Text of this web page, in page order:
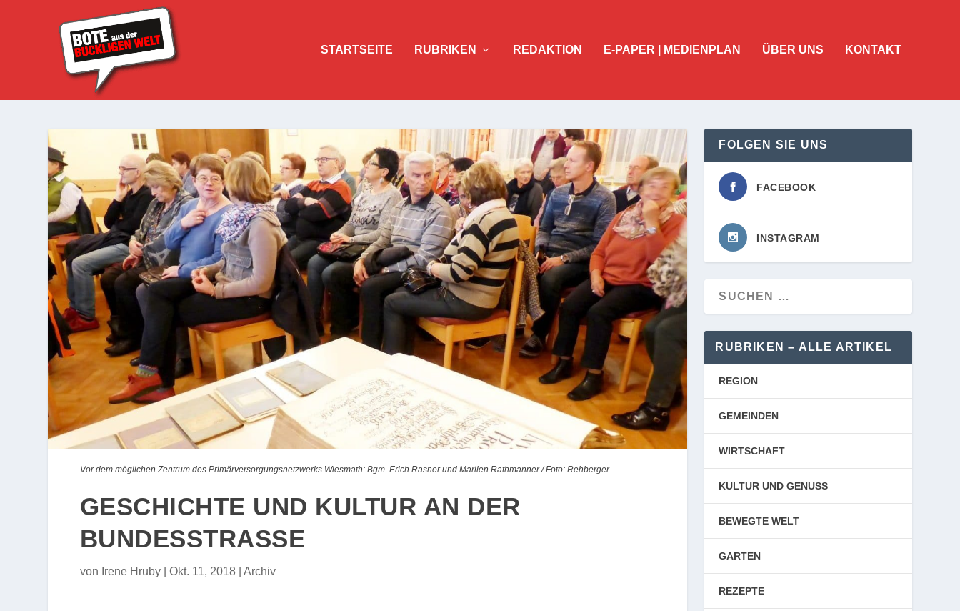
STARTSEITE RUBRIKEN REDAKTION E-PAPER | MEDIENPLAN ÜBER UNS KONTAKT
Vor dem möglichen Zentrum des Primärversorgungsnetzwerks Wiesmath: Bgm. Erich Rasner und Marilen Rathmanner / Foto: Rehberger
GESCHICHTE UND KULTUR AN DER
BUNDESSTRASSE
von Irene Hruby| Okt. 11, 2018| Archiv
FOLGEN SIE UNS
FACEBOOK
INSTAGRAM
RUBRIKEN – ALLE ARTIKEL
REGION
GEMEINDEN
WIRTSCHAFT
KULTUR UND GENUSS
BEWEGTE WELT
GARTEN
REZEPTE